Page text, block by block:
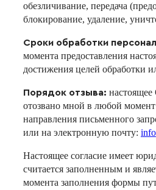
обезличивание, передача
блокирование, удаление,
Сроки обработки
момента предоставления
достижения целей обработки
Порядок отзыва: настоящее
отозвано мной в любой
направления письменного
или на электронную почту:
Настоящее согласие имеет
считается заполненным и
момента заполнения формы